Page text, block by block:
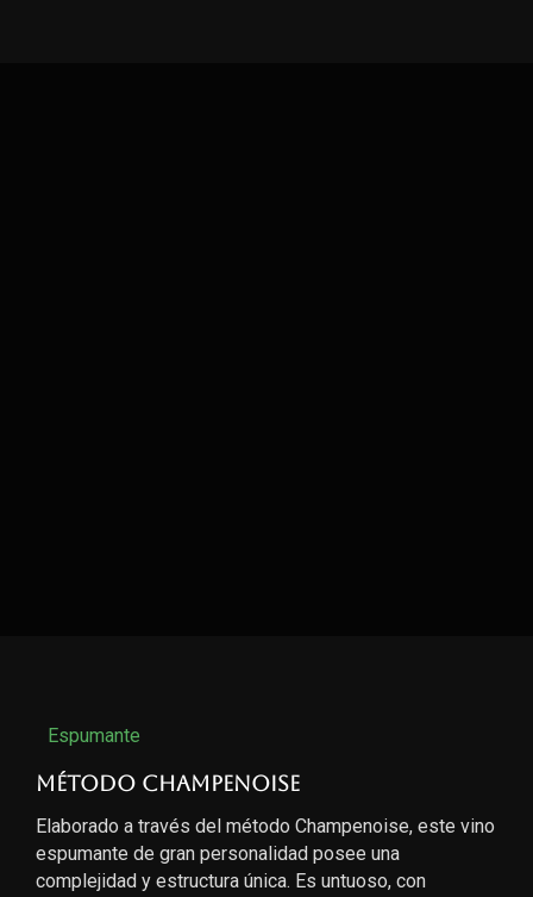
Espumante
Método Champenoise
Elaborado a través del método Champenoise, este vino
espumante de gran personalidad posee una
complejidad y estructura única. Es untuoso, con